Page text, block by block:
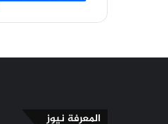
المعرفة نيوز